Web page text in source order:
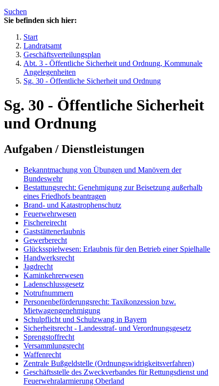
Suchen
Sie befinden sich hier:
Start
Landratsamt
Geschäftsverteilungsplan
Abt. 3 - Öffentliche Sicherheit und Ordnung, Kommunale
Angelegenheiten
Sg. 30 - Öffentliche Sicherheit und Ordnung
Sg. 30 - Öffentliche Sicherheit
und Ordnung
Aufgaben / Dienstleistungen
Bekanntmachung von Übungen und Manövern der
Bundeswehr
Bestattungsrecht: Genehmigung zur Beisetzung außerhalb
eines Friedhofs beantragen
Brand- und Katastrophenschutz
Feuerwehrwesen
Fischereirecht
Gaststättenerlaubnis
Gewerberecht
Glücksspielwesen: Erlaubnis für den Betrieb einer Spielhalle
Handwerksrecht
Jagdrecht
Kaminkehrerwesen
Ladenschlussgesetz
Notrufnummern
Personenbeförderungsrecht: Taxikonzession bzw.
Mietwagengenehmigung
Schulpflicht und Schulzwang in Bayern
Sicherheitsrecht - Landesstraf- und Verordnungsgesetz
Sprengstoffrecht
Versammlungsrecht
Waffenrecht
Zentrale Bußgeldstelle (Ordnungswidrigkeitsverfahren)
Geschäftsstelle des Zweckverbandes für Rettungsdienst und
Feuerwehralarmierung Oberland